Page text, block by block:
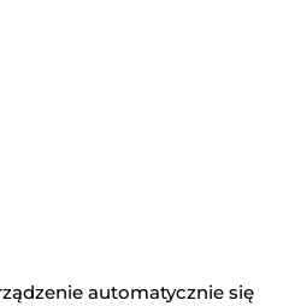
automatycznie się